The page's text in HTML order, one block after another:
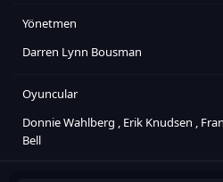
Yönetmen
Darren Lynn Bousman
Oyuncular
Donnie Wahlberg , Erik Knudsen ,
Bell